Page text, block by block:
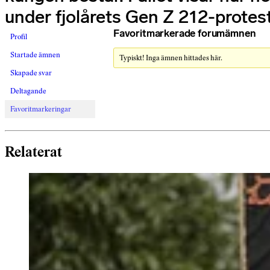
under fjolårets Gen Z 212-
Profil
Startade ämnen
Skapade svar
Deltagande
Favoritmarkeringar
Favoritmarkerade forumämnen
Typiskt! Inga ämnen hittades här.
Relaterat